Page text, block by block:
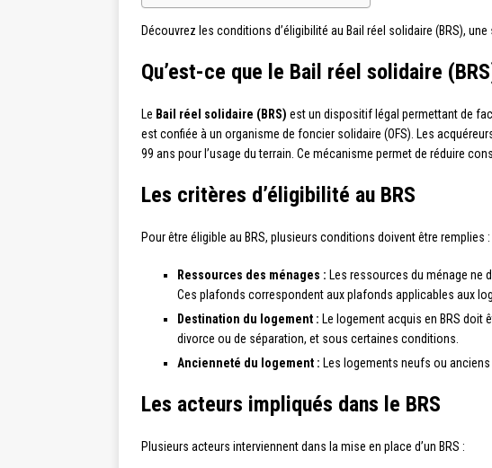
Découvrez les conditions d’éligibilité au Bail réel solidaire (BRS),
Qu’est-ce que le Bail réel solidaire
Le Bail réel solidaire (BRS) est un dispositif légal permettant de
est confiée à un organisme de foncier solidaire (OFS). Les
99 ans pour l’usage du terrain. Ce mécanisme permet de réduire
Les critères d’éligibilité au BRS
Pour être éligible au BRS, plusieurs conditions doivent être remplies :
Ressources des ménages : Les ressources du ménage ne
Ces plafonds correspondent aux plafonds applicables aux
Destination du logement : Le logement acquis en BRS doit
divorce ou de séparation, et sous certaines conditions.
Ancienneté du logement : Les logements neufs ou
Les acteurs impliqués dans le BRS
Plusieurs acteurs interviennent dans la mise en place d’un BRS :